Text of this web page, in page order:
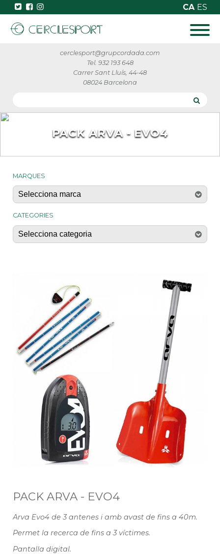
CA ES
cerclesport@grupcordada.com
Tel. 932 193 648
Carrer Sant Lluís, 44-48
08024 Barcelona
PACK ARVA - EVO4
MARQUES
CATEGORIES
PACK ARVA - EVO4
Arva Evo4 de 3 antenes i amb avast de fins a 40m.
Permet la recerca de fins a 3 víctimes.
Pantalla digital.